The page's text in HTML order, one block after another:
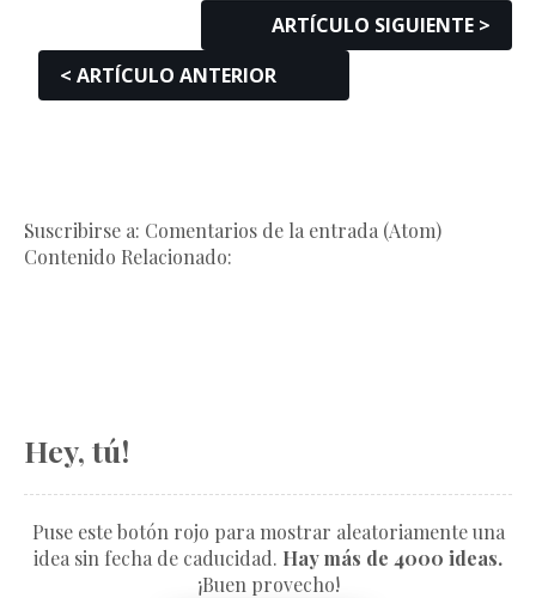
ARTÍCULO SIGUIENTE >
< ARTÍCULO ANTERIOR
Suscribirse a: Comentarios de la entrada (Atom)
Contenido Relacionado:
Hey, tú!
Puse este botón rojo para mostrar aleatoriamente una
idea sin fecha de caducidad. Hay más de 4000 ideas.
¡Buen provecho!